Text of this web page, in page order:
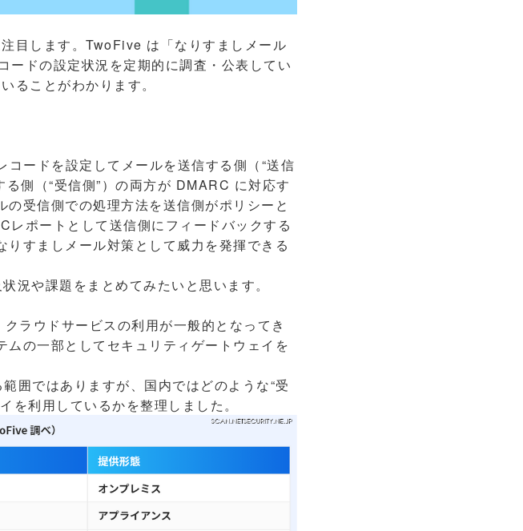
目します。TwoFive は「なりすましメール
ドの設定状況を定期的に調査・公表してい
ることがわかります。
ードを設定してメールを送信する側（“送信
側（“受信側”）の両方が DMARC に対応す
受信側での処理方法を送信側がポリシーと
ポートとして送信側にフィードバックする
すましメール対策として威力を発揮できる
況や課題をまとめてみたいと思います。
ラウドサービスの利用が一般的となってき
の一部としてセキュリティゲートウェイを
囲ではありますが、国内ではどのような“受
を利用しているかを整理しました。